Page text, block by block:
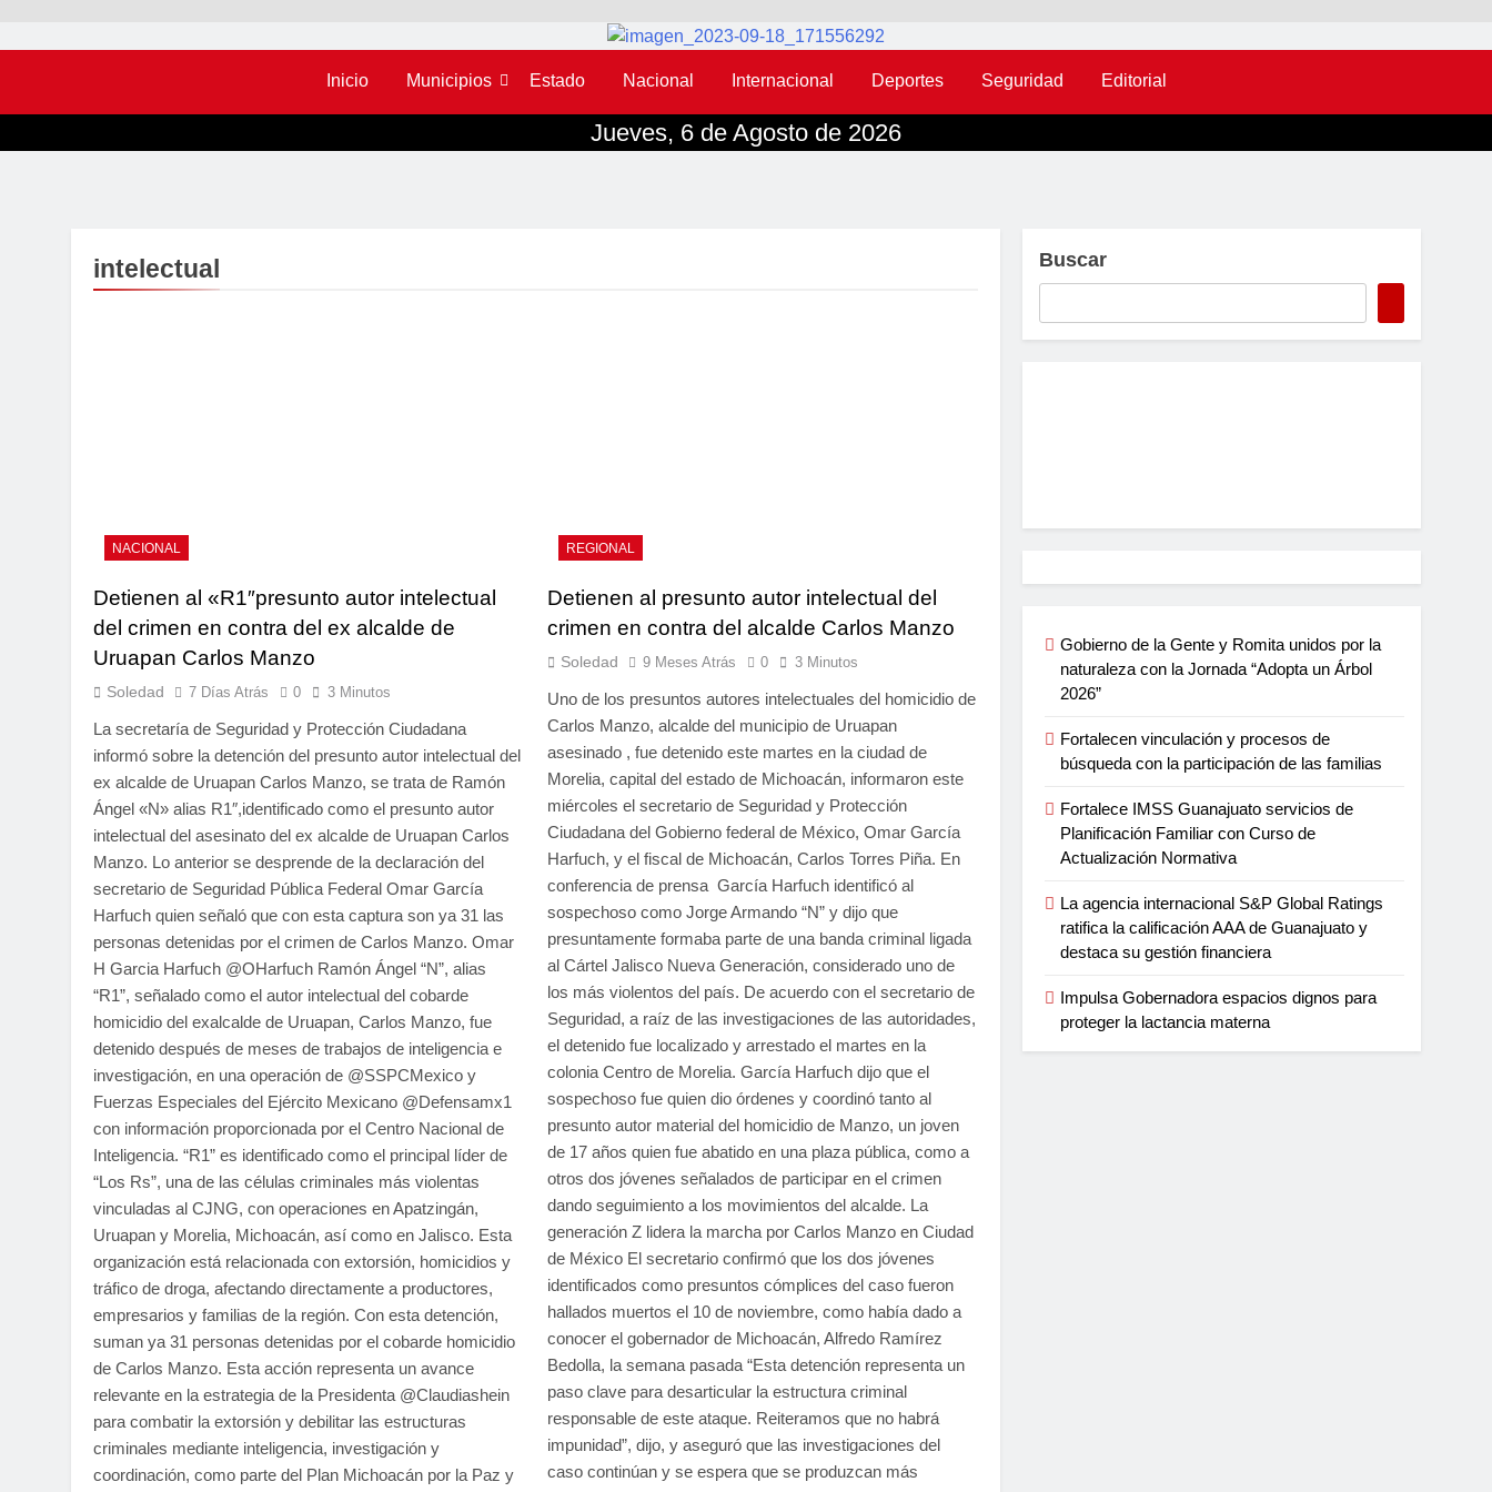
Inicio Municipios Estado Nacional Internacional Deportes Seguridad Editorial
Jueves, 6 de Agosto de 2026
intelectual
NACIONAL
Detienen al «R1″presunto autor intelectual
del crimen en contra del ex alcalde de
Uruapan Carlos Manzo
Soledad 7 Días Atrás 0 3 Minutos
La secretaría de Seguridad y Protección Ciudadana
informó sobre la detención del presunto autor intelectual del
ex alcalde de Uruapan Carlos Manzo, se trata de Ramón
Ángel «N» alias R1″,identificado como el presunto autor
intelectual del asesinato del ex alcalde de Uruapan Carlos
Manzo. Lo anterior se desprende de la declaración del
secretario de Seguridad Pública Federal Omar García
Harfuch quien señaló que con esta captura son ya 31 las
personas detenidas por el crimen de Carlos Manzo. Omar
H Garcia Harfuch @OHarfuch Ramón Ángel “N”, alias
“R1”, señalado como el autor intelectual del cobarde
homicidio del exalcalde de Uruapan, Carlos Manzo, fue
detenido después de meses de trabajos de inteligencia e
investigación, en una operación de @SSPCMexico y
Fuerzas Especiales del Ejército Mexicano @Defensamx1
con información proporcionada por el Centro Nacional de
Inteligencia. “R1” es identificado como el principal líder de
“Los Rs”, una de las células criminales más violentas
vinculadas al CJNG, con operaciones en Apatzingán,
Uruapan y Morelia, Michoacán, así como en Jalisco. Esta
organización está relacionada con extorsión, homicidios y
tráfico de droga, afectando directamente a productores,
empresarios y familias de la región. Con esta detención,
suman ya 31 personas detenidas por el cobarde homicidio
de Carlos Manzo. Esta acción representa un avance
relevante en la estrategia de la Presidenta @Claudiashein
para combatir la extorsión y debilitar las estructuras
criminales mediante inteligencia, investigación y
coordinación, como parte del Plan Michoacán por la Paz y
REGIONAL
Detienen al presunto autor intelectual del
crimen en contra del alcalde Carlos Manzo
Soledad 9 Meses Atrás 0 3 Minutos
Uno de los presuntos autores intelectuales del homicidio de
Carlos Manzo, alcalde del municipio de Uruapan
asesinado , fue detenido este martes en la ciudad de
Morelia, capital del estado de Michoacán, informaron este
miércoles el secretario de Seguridad y Protección
Ciudadana del Gobierno federal de México, Omar García
Harfuch, y el fiscal de Michoacán, Carlos Torres Piña. En
conferencia de prensa García Harfuch identificó al
sospechoso como Jorge Armando “N” y dijo que
presuntamente formaba parte de una banda criminal ligada
al Cártel Jalisco Nueva Generación, considerado uno de
los más violentos del país. De acuerdo con el secretario de
Seguridad, a raíz de las investigaciones de las autoridades,
el detenido fue localizado y arrestado el martes en la
colonia Centro de Morelia. García Harfuch dijo que el
sospechoso fue quien dio órdenes y coordinó tanto al
presunto autor material del homicidio de Manzo, un joven
de 17 años quien fue abatido en una plaza pública, como a
otros dos jóvenes señalados de participar en el crimen
dando seguimiento a los movimientos del alcalde. La
generación Z lidera la marcha por Carlos Manzo en Ciudad
de México El secretario confirmó que los dos jóvenes
identificados como presuntos cómplices del caso fueron
hallados muertos el 10 de noviembre, como había dado a
conocer el gobernador de Michoacán, Alfredo Ramírez
Bedolla, la semana pasada “Esta detención representa un
paso clave para desarticular la estructura criminal
responsable de este ataque. Reiteramos que no habrá
impunidad”, dijo, y aseguró que las investigaciones del
caso continúan y se espera que se produzcan más
Buscar
Gobierno de la Gente y Romita unidos por la
naturaleza con la Jornada “Adopta un Árbol
2026”
Fortalecen vinculación y procesos de
búsqueda con la participación de las familias
Fortalece IMSS Guanajuato servicios de
Planificación Familiar con Curso de
Actualización Normativa
La agencia internacional S&P Global Ratings
ratifica la calificación AAA de Guanajuato y
destaca su gestión financiera
Impulsa Gobernadora espacios dignos para
proteger la lactancia materna